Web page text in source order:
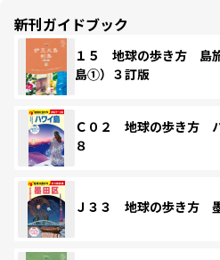
新刊ガイドブック
１５ 地球の歩き方 島
島①）３訂版
Ｃ０２ 地球の歩き方
８
Ｊ３３ 地球の歩き方